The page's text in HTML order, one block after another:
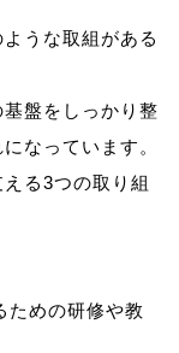
うな取組がある
盤をしっかり整
なっています。
る3つの取り組
ための研修や教